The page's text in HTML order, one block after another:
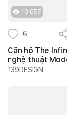
10.057
6
Căn hộ The
nghệ thuật
139DESIGN